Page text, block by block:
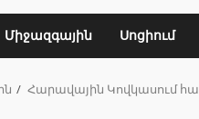
Միջազգային Սոցիում
Հարավային Կովկասում